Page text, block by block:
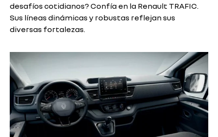
desafíos cotidianos? Confía en la Renault TRAFIC.
Sus líneas dinámicas y robustas reflejan sus
diversas fortalezas.